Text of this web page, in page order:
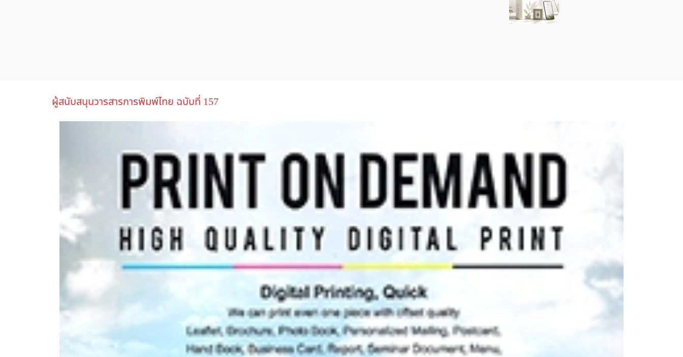
ผู้สนับสนุนวารสารการพิมพ์ไทย ฉบับที่ 157